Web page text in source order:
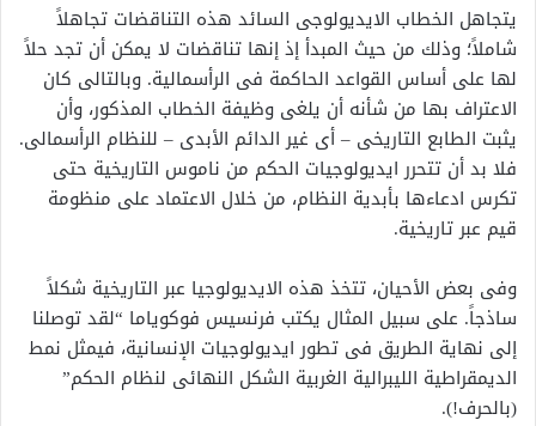
يتجاهل الخطاب الايديولوجى السائد هذه التناقضات تجاهلاً
شاملاً؛ وذلك من حيث المبدأ إذ إنها تناقضات لا يمكن أن تجد حلاً
لها على أساس القواعد الحاكمة فى الرأسمالية. وبالتالى كان
الاعتراف بها من شأنه أن يلغى وظيفة الخطاب المذكور، وأن
يثبت الطابع التاريخى – أى غير الدائم الأبدى – للنظام الرأسمالى.
فلا بد أن تتحرر ايديولوجيات الحكم من ناموس التاريخية حتى
تكرس ادعاءها بأبدية النظام، من خلال الاعتماد على منظومة
قيم عبر تاريخية.
وفى بعض الأحيان، تتخذ هذه الايديولوجيا عبر التاريخية شكلاً
ساذجاً. على سبيل المثال يكتب فرنسيس فوكوياما “لقد توصلنا
إلى نهاية الطريق فى تطور ايديولوجيات الإنسانية، فيمثل نمط
الديمقراطية الليبرالية الغربية الشكل النهائى لنظام الحكم”
(بالحرف!).